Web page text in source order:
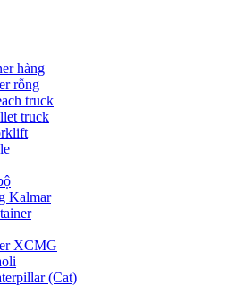
hàng
rỗng
truck
truck
Kalmar
XCMG
(Cat)